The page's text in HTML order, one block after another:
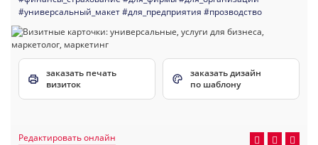
#универсальный_макет#для_предприятия #прозводство
заказать печать
визиток
заказать дизайн
по шаблону
Редактировать онлайн